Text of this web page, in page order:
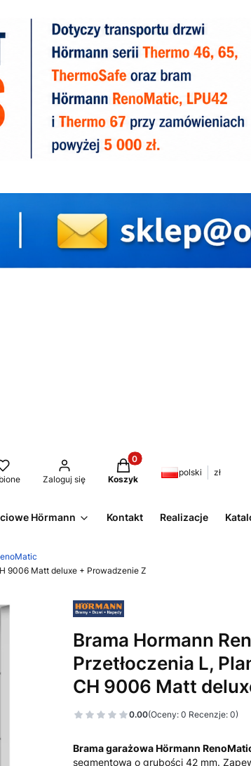
Zaloguj się
Produkty w koszyku: 0.
Koszyk
polski zł
Hörmann Kontakt Realizacje
9006 Matt deluxe + Prowadzenie Z
Brama Hormann
Przetłoczenia L,
CH 9006 Matt
0.00(Oceny: 0 Recenzje: 0)
Brama garażowa Hörmann
segmentowa o grubości 42 mm.